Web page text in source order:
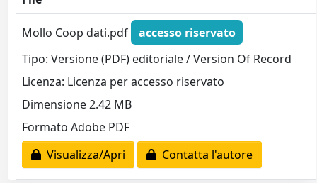
Mollo Coop dati.pdf
accesso riservato
Tipo: Versione (PDF) editoriale / Version Of Record
Licenza: Licenza per accesso riservato
Dimensione 2.42 MB
Formato Adobe PDF
Visualizza/Apri
Contatta l'autore